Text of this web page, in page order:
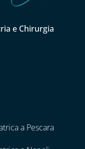
e Chirurgia
a Pescara